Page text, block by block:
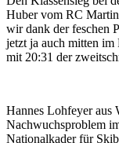
Huber vom RC
wir dank der feschen
jetzt ja auch mitten im
mit 20:31 der
Hannes Lohfeyer aus
Nachwuchsproblem
Nationalkader für